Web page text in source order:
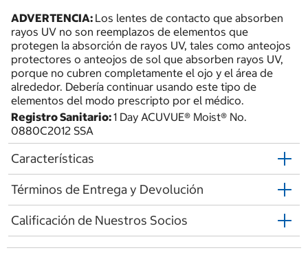
ADVERTENCIA: Los lentes de contacto que absorben
rayos UV no son reemplazos de elementos que
protegen la absorción de rayos UV, tales como anteojos
protectores o anteojos de sol que absorben rayos UV,
porque no cubren completamente el ojo y el área de
alrededor. Debería continuar usando este tipo de
elementos del modo prescripto por el médico.
Registro Sanitario:1 Day ACUVUE® Moist® No.
0880C2012 SSA
Características
Términos de Entrega y Devolución
Calificación de Nuestros Socios